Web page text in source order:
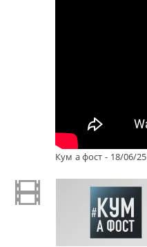
Кум а фост - 18/06/25